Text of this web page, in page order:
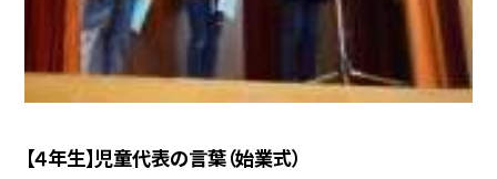
【４年生】児童代表の言葉（始業式）